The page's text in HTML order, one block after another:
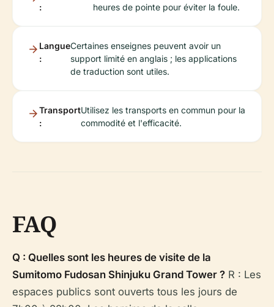
:
heures de pointe pour éviter la foule.
Langue
:
Certaines enseignes peuvent avoir un
support limité en anglais ; les applications
de traduction sont utiles.
Transport
:
Utilisez les transports en commun pour la
commodité et l'efficacité.
FAQ
Q : Quelles sont les heures de visite de la
Sumitomo Fudosan Shinjuku Grand Tower ? R : Les
espaces publics sont ouverts tous les jours de